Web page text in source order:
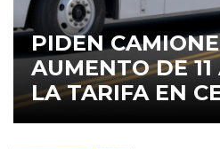
PIDEN
AUMENTO DE 11
LA TARIFA EN